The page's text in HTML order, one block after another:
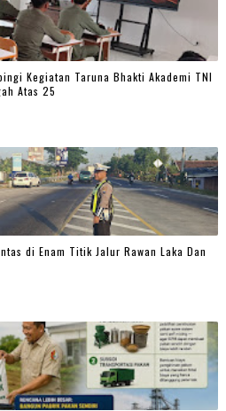
Kegiatan Taruna Bhakti Akademi TNI
Atas 25
di Enam Titik Jalur Rawan Laka Dan